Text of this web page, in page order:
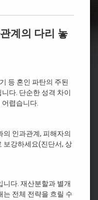
계의 다리 놓
등 혼인 파탄의 주된
다. 단순한 성격 차이
렵습니다.
의 인과관계, 피해자의
보강하세요(진단서, 상
니다. 재산분할과 별개
는 전체 전략을 흐릴 수